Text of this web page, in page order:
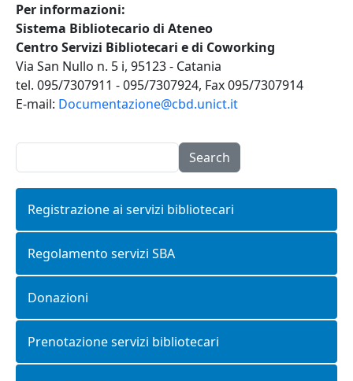
Registrazione ai servizi bibliotecari
Regolamento servizi SBA
Donazioni
Prenotazione servizi bibliotecari
Per informazioni:
Sistema Bibliotecario di Ateneo
Centro Servizi Bibliotecari e di Coworking
Via San Nullo n. 5 i, 95123 - Catania
tel. 095/7307911 - 095/7307924, Fax 095/7307914
E-mail: Documentazione@cbd.unict.it